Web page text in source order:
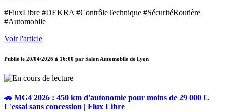
#FluxLibre #DEKRA #ContrôleTechnique #SécuritéRoutière
#Automobile
Voir l'article
Publié le 20/04/2026 à 16:00 par Salon Automobile de Lyon
🚗 MG4 2026 : 450 km d'autonomie pour moins de 29 000 €.
L'essai sans concession | Flux Libre